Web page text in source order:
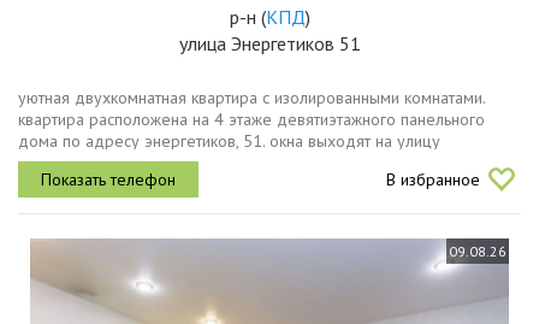
р-н (КПД)
улица Энергетиков 51
уютная двухкомнатная квартира с изолированными комнатами.
квартира расположена на 4 этаже девятиэтажного панельного
дома по адресу энергетиков, 51. окна выходят на улицу
энергетиков солнечная сторона гарантирует, что в вашем доме
будет светло и...
В избранное
09.08.26